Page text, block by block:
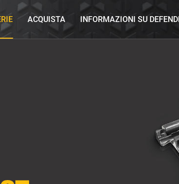
ACQUISTA INFORMAZIONI SU